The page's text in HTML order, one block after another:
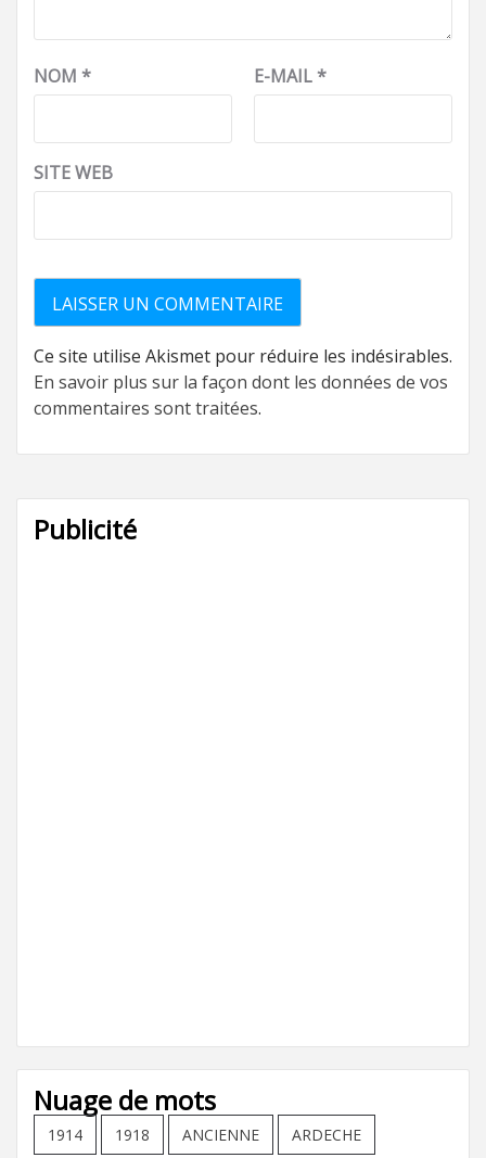
NOM * E-MAIL*
SITE WEB
Ce site utilise Akismet pour réduire les indésirables.
En savoir plus sur la façon dont les données de vos
commentaires sont traitées.
Publicité
Nuage de mots
1914 1918 ANCIENNE ARDECHE